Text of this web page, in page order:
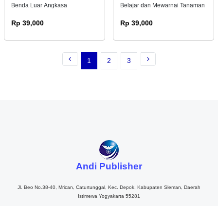
Benda Luar Angkasa
Rp 39,000
Belajar dan Mewarnai Tanaman
Rp 39,000
1 2 3
Andi Publisher
Jl. Beo No.38-40, Mrican, Caturtunggal, Kec. Depok, Kabupaten Sleman, Daerah
Istimewa Yogyakarta 55281